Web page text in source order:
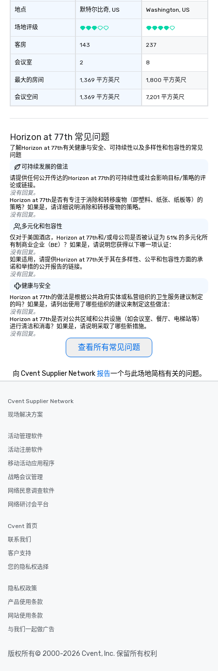
地点
场地评级
客房
会议室
最大的房间
会议空间
默特尔比奇, US
143
2
1,369 平方英尺
1,369 平方英尺
Washington, US
237
8
1,800 平方英尺
7,201 平方英尺
Horizon at 77th 常见问题
了解Horizon at 77th有关健康与安全、可持续性以及多样性和包容性的常见
问题
可持续发展的做法
请提供任何公开传达的Horizon at 77th的可持续性或社会影响目标/策略的评
论或链接。
没有回复。
Horizon at 77th是否有专注于消除和转移废物（即塑料、纸张、纸板等）的
策略？如果是，请详细说明消除和转移废物的策略。
没有回复。
多元化和包容性
仅对于美国酒店，Horizon at 77th和/或母公司是否被认证为 51% 的多元化所
有制商业企业（BE）？如果是，请说明您获得以下哪一项认证：
没有回复。
如果适用，请提供Horizon at 77th关于其在多样性、公平和包容性方面的承
诺和举措的公开报告的链接。
没有回复。
健康与安全
Horizon at 77th的做法是根据公共政府实体或私营组织的卫生服务建议制定
的吗？如果是，请列出使用了哪些组织的建议来制定这些做法：
没有回复。
Horizon at 77th是否对公共区域和公共设施（如会议室、餐厅、电梯站等）
进行清洁和消毒？如果是，请说明采取了哪些新措施。
没有回复。
查看所有常见问题
向 Cvent Supplier Network报告一个与此场地简档有关的问题。
Cvent Supplier Network
现场解决方案
活动管理软件
活动注册软件
移动活动应用程序
战略会议管理
网络民意调查软件
网络研讨会平台
Cvent 首页
联系我们
客户支持
您的隐私权选择
隐私权政策
产品使用条款
网站使用条款
与我们一起做广告
版权所有© 2000-2026 Cvent, Inc. 保留所有权利